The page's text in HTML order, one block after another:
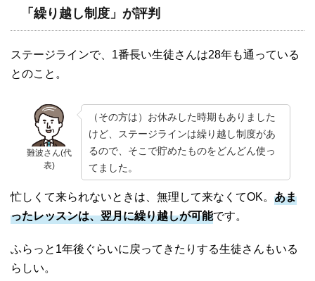
「繰り越し制度」が評判
ステージラインで、1番長い生徒さんは28年も通っている
とのこと。
難波さん(代
表)
（その方は）お休みした時期もありました
けど、ステージラインは繰り越し制度があ
るので、そこで貯めたものをどんどん使っ
てました。
忙しくて来られないときは、無理して来なくてOK。 あま
ったレッスンは、翌月に繰り越しが可能です。
ふらっと1年後ぐらいに戻ってきたりする生徒さんもいる
らしい。